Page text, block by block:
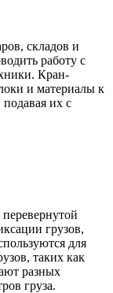
складов и
работу с
Кран-
и материалы к
их с
грузов,
для
таких как
разных
груза.